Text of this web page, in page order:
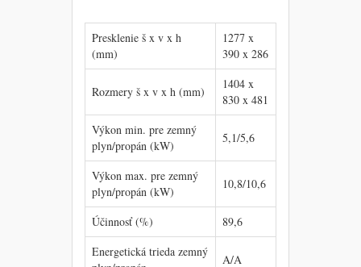
Presklenie š x v x h
(mm)
1277 x
390 x 286
Rozmery š x v x h (mm)
1404 x
830 x 481
Výkon min. pre zemný
plyn/propán (kW)
5,1/5,6
Výkon max. pre zemný
plyn/propán (kW)
10,8/10,6
Účinnosť (%)
89,6
Energetická trieda zemný
A/A